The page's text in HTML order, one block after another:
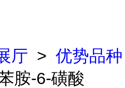
厅 > 优势品种
胺-6-磺酸